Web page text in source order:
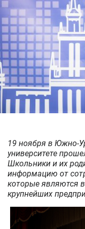
19 ноября в Южно-
университете
Школьники и их
информацию от
которые являются
крупнейших